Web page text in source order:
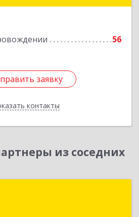
56
заявку
контакты
заявку
Назад
из соседних